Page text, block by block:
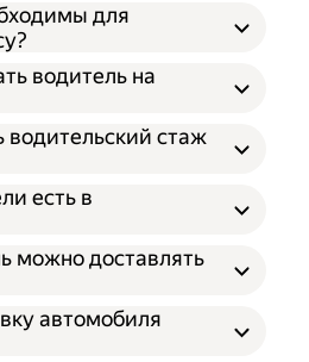
для
водитель на
водительский стаж
есть в
можно доставлять
автомобиля